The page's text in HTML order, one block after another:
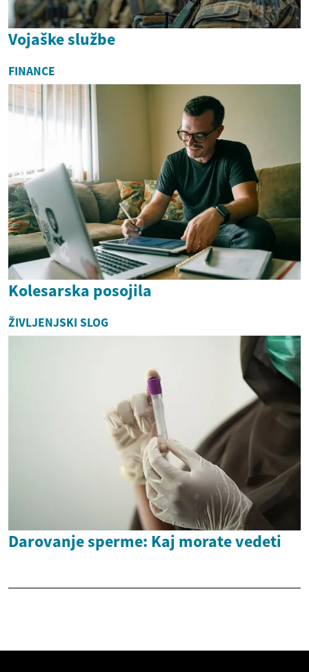
Vojaške službe
FINANCE
Kolesarska posojila
ŽIVLJENJSKI SLOG
Darovanje sperme: Kaj morate vedeti